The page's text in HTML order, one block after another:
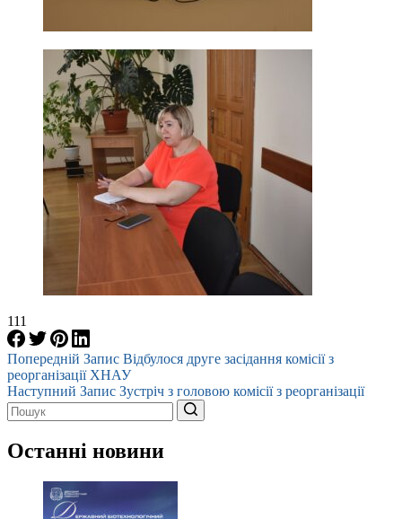
111
Попередній Запис Відбулося друге засідання комісії з
реорганізації ХНАУ
Наступний Запис Зустріч з головою комісії з реорганізації
результатів
Останні новини